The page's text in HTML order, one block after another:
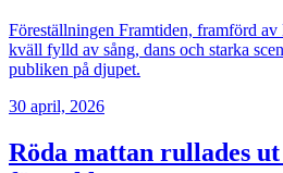
Föreställningen Framtiden, framförd
kväll fylld av sång, dans och starka
publiken på djupet.
30 april, 2026
Röda mattan rullades